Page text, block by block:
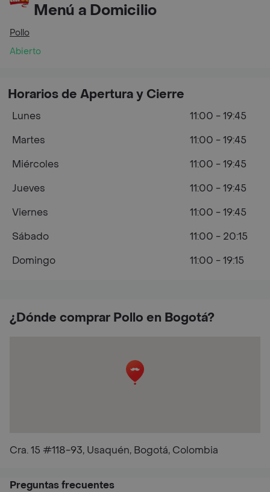
Menú a Domicilio
Pollo
Abierto
¿Dónde comprar Pollo en Bogotá?
Cra. 15 #118-93, Usaquén, Bogotá, Colombia
Horarios de Apertura y Cierre
Lunes
11:00 - 19:45
Martes
11:00 - 19:45
Miércoles
11:00 - 19:45
Jueves
11:00 - 19:45
Viernes
11:00 - 19:45
Sábado
11:00 - 20:15
Domingo
11:00 - 19:15
Preguntas frecuentes